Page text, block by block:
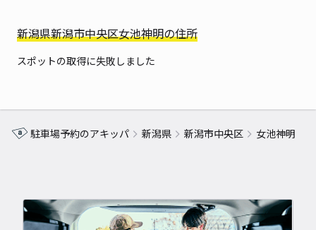
新潟県新潟市中央区女池神明の住所
スポットの取得に失敗しました
駐車場予約のアキッパ 新潟県 新潟市中央区 女池神明